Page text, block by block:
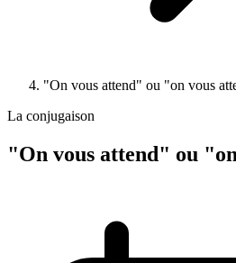
"On vous attend" ou "on vous
La conjugaison
"On vous attend" ou